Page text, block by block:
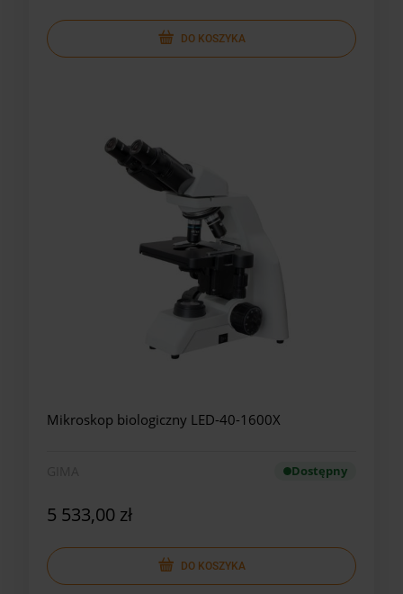
DO KOSZYKA
Mikroskop biologiczny LED-40-1600X
Dostępny
5 533,00 zł
DO KOSZYKA